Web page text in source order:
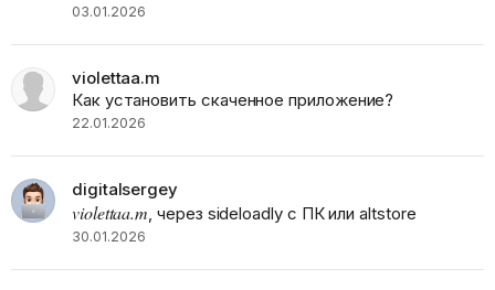
03.01.2026
violettaa.m
Как установить скаченное приложение?
22.01.2026
digitalsergey
violettaa.m, через sideloadly с ПК или altstore
30.01.2026